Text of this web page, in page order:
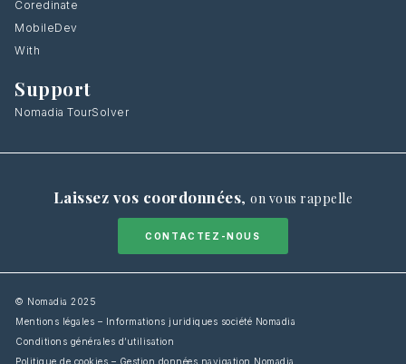
Coredinate
MobileDev
With
Support
Nomadia TourSolver
Laissez vos coordonnées,on vous rappelle
CONTACTEZ-NOUS
© Nomadia 2025
Mentions légales – Informations juridiques société Nomadia
Conditions générales d’utilisation
Politique de cookies – Gestion données navigation Nomadia